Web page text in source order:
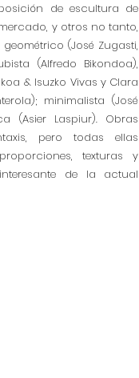
de escultura de
y otros no tanto,
(José Zugasti,
(Alfredo Bikondoa),
& Isuzko Vivas y Clara
minimalista (José
(Asier Laspiur). Obras
pero todas ellas
texturas y
de la actual